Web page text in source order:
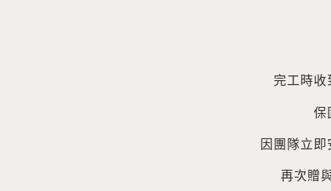
完工時收
保
因團隊立
再次贈